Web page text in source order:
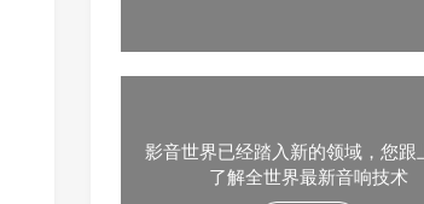
影音世界已经踏入新的领域，您跟
了解全世界最新音响技术